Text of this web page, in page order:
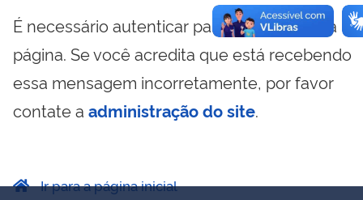
É necessário autenticar para visualizar essa
página. Se você acredita que está recebendo
essa mensagem incorretamente, por favor
contate a administração do site.
Ir para a página inicial